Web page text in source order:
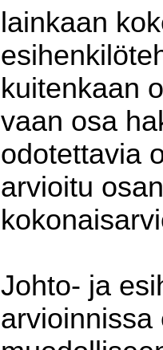
lainkaan
kuitenkaan
vaan osa
odotettavia
arvioitu
Johto- ja
arvioinnissa